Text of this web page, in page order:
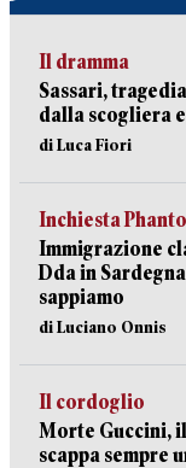
Il dramma
Sassari,
dalla scogliera
di Luca Fiori
Inchiesta
Immigrazione
Dda in
sappiamo
di Luciano Onnis
Il cordoglio
Morte Guccini,
scappa sempre